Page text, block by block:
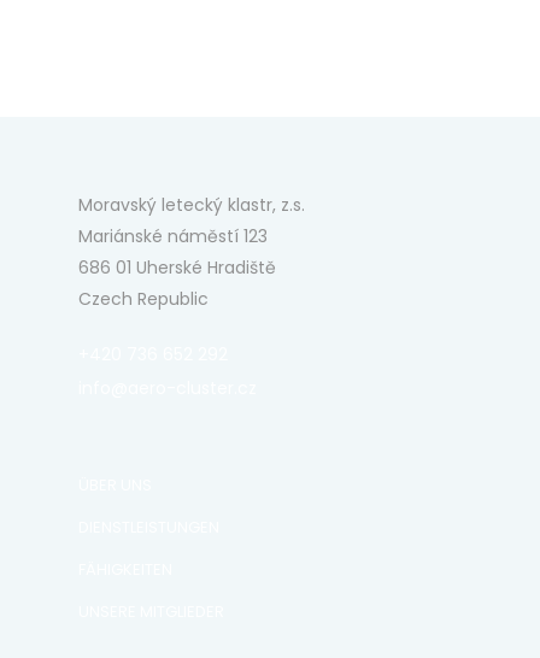
Moravský letecký klastr, z.s.
Mariánské náměstí 123
686 01 Uherské Hradiště
Czech Republic